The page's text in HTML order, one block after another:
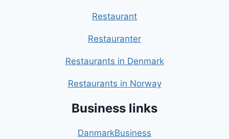
Restaurant
Restauranter
Restaurants in Denmark
Restaurants in Norway
Business links
DanmarkBusiness